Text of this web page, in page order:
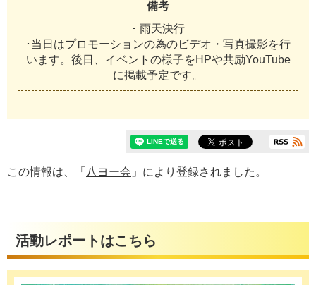
備考
･ 雨天決行
･当日はプロモーションの為のビデオ・写真撮影を行
います。後日、イベントの様子をHPや共励YouTube
に掲載予定です。
この情報は、「 八ヨー会 」により登録されました。
活動レポートはこちら